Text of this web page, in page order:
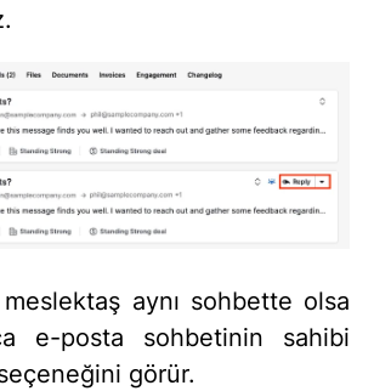
aynı sohbette olsa
e-posta sohbetinin sahibi
görür.